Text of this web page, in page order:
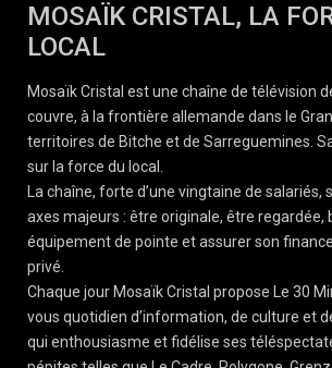
MOSAÏK CRISTAL, LA
LOCAL
Mosaïk Cristal est une chaîne de télévision
couvre, à la frontière allemande dans le
territoires de Bitche et de Sarreguemines.
sur la force du local.
La chaîne, forte d’une vingtaine de salariés,
axes majeurs : être originale, être regardée,
équipement de pointe et assurer son
privé.
Chaque jour Mosaïk Cristal propose Le 30
vous quotidien d’information, de culture et
qui enthousiasme et fidélise ses